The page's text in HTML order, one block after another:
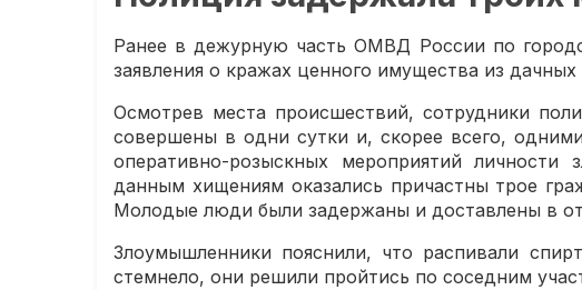
Ранее в дежурную часть ОМВД России по
заявления о кражах ценного имущества из
Осмотрев места происшествий, сотрудники
совершены в одни сутки и, скорее всего,
оперативно-розыскных мероприятий
данным хищениям оказались причастны трое
Молодые люди были задержаны и доставлены в
Злоумышленники пояснили, что распивали
стемнело, они решили пройтись по соседним